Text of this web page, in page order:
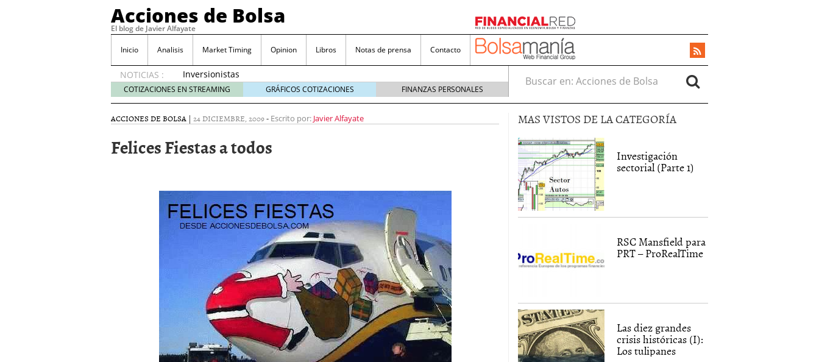
Acciones de Bolsa
El blog de Javier Alfayate
Inicio Analisis Market Timing Opinion Libros Notas de prensa Contacto
NOTICIAS :
Inversionistas
VIP en
México
creciente
por SIFX
noviembre 30, 2024
Entendiendo los ETF de Bitcoin noviembre 22, 2024
Dividend Kings: empresas que destacan por sus dividendos constantes
noviembre 12, 2024
Descubre RealAdvisor: Una poderosa herramienta para tus inversiones
septiembre 23, 2024
COTIZACIONES EN STREAMING GRÁFICOS COTIZACIONES FINANZAS PERSONALES
Buscar en:
ACCIONES DE BOLSA | 24 DICIEMBRE, 2009- Escrito por: Javier Alfayate
Felices Fiestas a todos
MAS VISTOS DE LA CATEGORÍA
Investigación
sectorial (Parte 1)
RSC Mansfield para
PRT – ProRealTime
Las diez grandes
crisis históricas (I):
Los tulipanes